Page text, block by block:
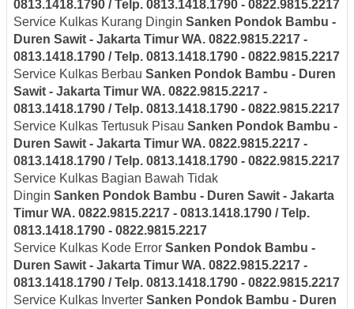
0813.1418.1790 / Telp. 0813.1418.1790 - 0822.9815.2217
Service Kulkas Kurang Dingin Sanken Pondok Bambu -
Duren Sawit - Jakarta Timur WA. 0822.9815.2217 -
0813.1418.1790 / Telp. 0813.1418.1790 - 0822.9815.2217
Service Kulkas Berbau Sanken Pondok Bambu - Duren
Sawit - Jakarta Timur WA. 0822.9815.2217 -
0813.1418.1790 / Telp. 0813.1418.1790 - 0822.9815.2217
Service Kulkas Tertusuk Pisau Sanken Pondok Bambu -
Duren Sawit - Jakarta Timur WA. 0822.9815.2217 -
0813.1418.1790 / Telp. 0813.1418.1790 - 0822.9815.2217
Service Kulkas Bagian Bawah Tidak
Dingin Sanken Pondok Bambu - Duren Sawit - Jakarta
Timur WA. 0822.9815.2217 - 0813.1418.1790 / Telp.
0813.1418.1790 - 0822.9815.2217
Service Kulkas Kode Error Sanken Pondok Bambu -
Duren Sawit - Jakarta Timur WA. 0822.9815.2217 -
0813.1418.1790 / Telp. 0813.1418.1790 - 0822.9815.2217
Service Kulkas Inverter Sanken Pondok Bambu - Duren